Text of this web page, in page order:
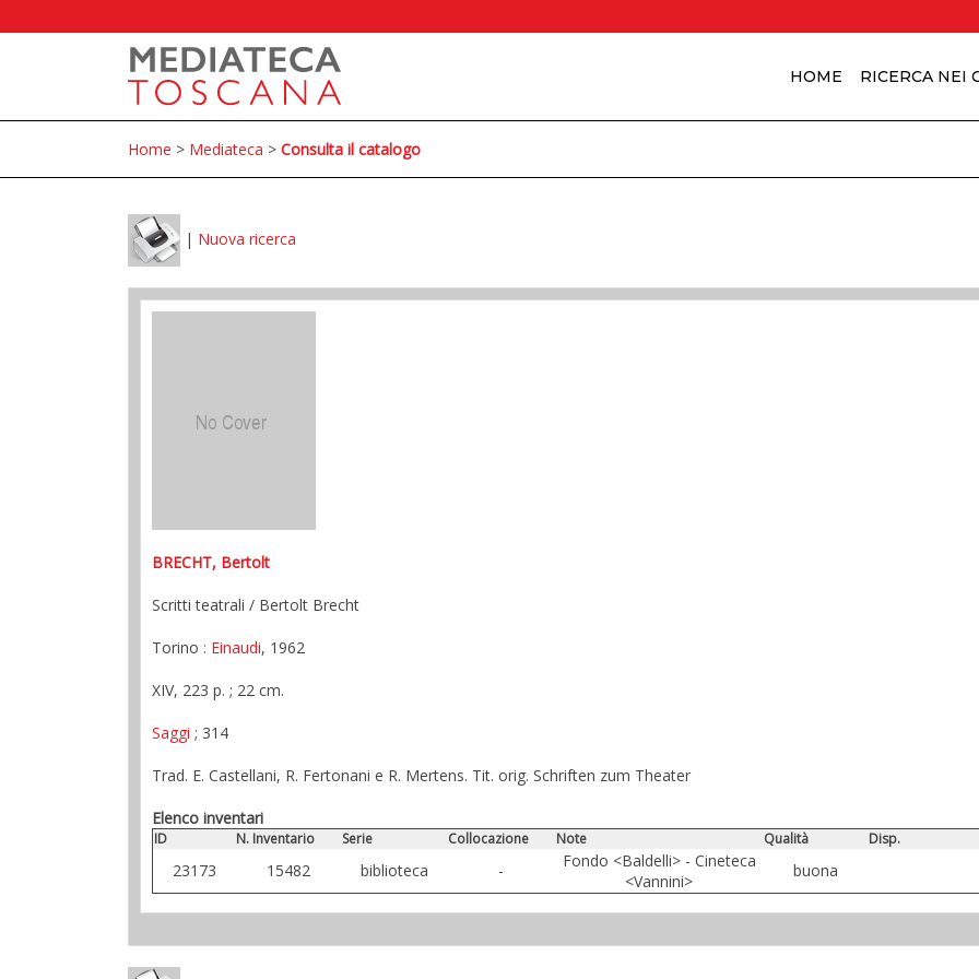
HOME RICERCA NEI
Home > Mediateca > Consulta il catalogo
| Nuova ricerca
BRECHT, Bertolt
Scritti teatrali / Bertolt Brecht
Torino : Einaudi, 1962
XIV, 223 p. ; 22 cm.
Saggi ; 314
Trad. E. Castellani, R. Fertonani e R. Mertens. Tit. orig. Schriften zum Theater
Elenco inventari
ID N. Inventario Serie Collocazione Note Qualità Disp.
23173 15482 biblioteca -
Fondo <Baldelli> - Cineteca
<Vannini>
buona